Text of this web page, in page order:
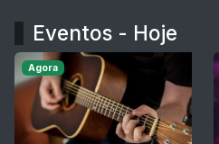
Eventos - Hoje
Agora